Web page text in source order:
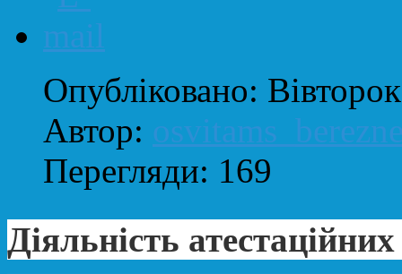
Опубліковано:
Автор:
Перегляди: 169
Діяльність атестаційних